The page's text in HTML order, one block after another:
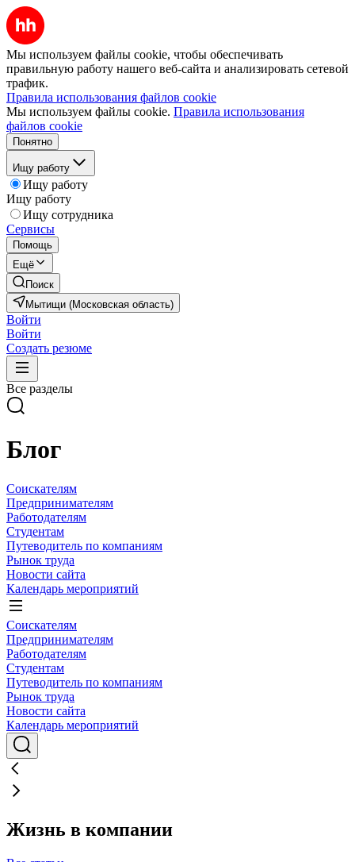
Мы используем файлы cookie, чтобы обеспечивать
правильную работу нашего веб-сайта и анализировать сетевой
трафик.
Правила использования файлов cookie
Мы используем файлы cookie. Правила использования
файлов cookie
Понятно
Ищу работу
Ищу работу
Ищу работу
Ищу сотрудника
Сервисы
Помощь
Ещё
Поиск
Мытищи (Московская область)
Войти
Войти
Создать резюме
Все разделы
Блог
Соискателям
Предпринимателям
Работодателям
Студентам
Путеводитель по компаниям
Рынок труда
Новости сайта
Календарь мероприятий
Соискателям
Предпринимателям
Работодателям
Студентам
Путеводитель по компаниям
Рынок труда
Новости сайта
Календарь мероприятий
Жизнь в компании